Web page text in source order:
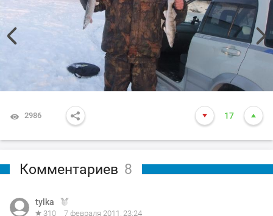
2986 17
Комментариев 8
tylka
310 7 февраля 2011, 23:24